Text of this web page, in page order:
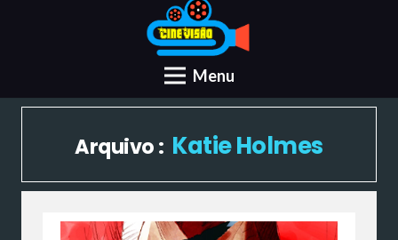
Menu
Arquivo : Katie Holmes